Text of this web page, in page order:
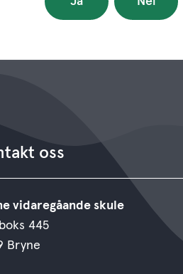
oss
vidaregåande skule
445
Bryne